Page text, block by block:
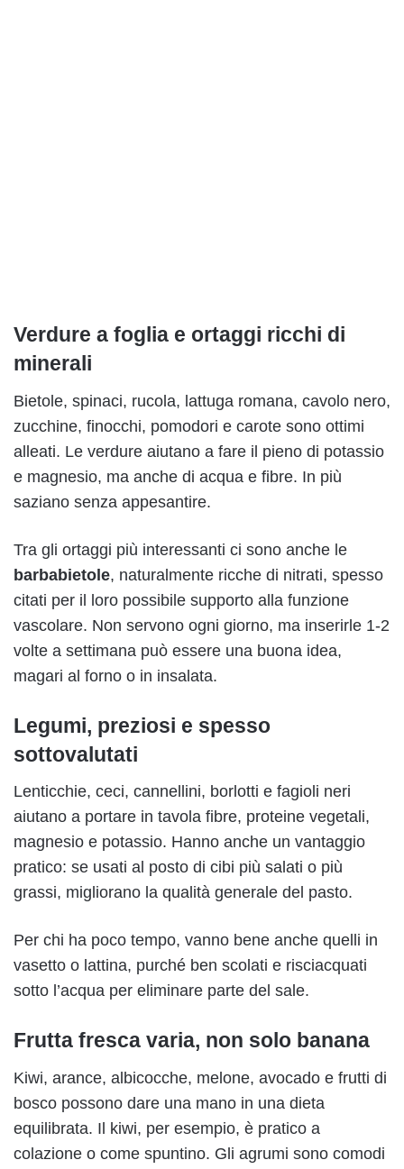
Verdure a foglia e ortaggi ricchi di
minerali
Bietole, spinaci, rucola, lattuga romana, cavolo nero,
zucchine, finocchi, pomodori e carote sono ottimi
alleati. Le verdure aiutano a fare il pieno di potassio
e magnesio, ma anche di acqua e fibre. In più
saziano senza appesantire.
Tra gli ortaggi più interessanti ci sono anche le
barbabietole, naturalmente ricche di nitrati, spesso
citati per il loro possibile supporto alla funzione
vascolare. Non servono ogni giorno, ma inserirle 1-2
volte a settimana può essere una buona idea,
magari al forno o in insalata.
Legumi, preziosi e spesso
sottovalutati
Lenticchie, ceci, cannellini, borlotti e fagioli neri
aiutano a portare in tavola fibre, proteine vegetali,
magnesio e potassio. Hanno anche un vantaggio
pratico: se usati al posto di cibi più salati o più
grassi, migliorano la qualità generale del pasto.
Per chi ha poco tempo, vanno bene anche quelli in
vasetto o lattina, purché ben scolati e risciacquati
sotto l’acqua per eliminare parte del sale.
Frutta fresca varia, non solo banana
Kiwi, arance, albicocche, melone, avocado e frutti di
bosco possono dare una mano in una dieta
equilibrata. Il kiwi, per esempio, è pratico a
colazione o come spuntino. Gli agrumi sono comodi